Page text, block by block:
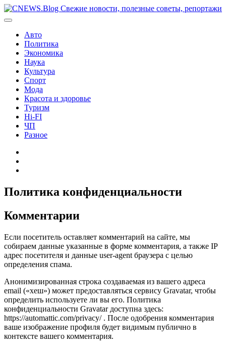
Перейти
к
Авто
Политика
Экономика
Наука
Культура
Спорт
Мода
Красота и здоровье
Туризм
Hi-FI
ЧП
Разное
Политика конфиденциальности
Комментарии
Если посетитель оставляет комментарий на сайте, мы
собираем данные указанные в форме комментария, а также IP
адрес посетителя и данные user-agent браузера с целью
определения спама.
Анонимизированная строка создаваемая из вашего адреса
email («хеш») может предоставляться сервису Gravatar, чтобы
определить используете ли вы его. Политика
конфиденциальности Gravatar доступна здесь:
https://automattic.com/privacy/ . После одобрения комментария
ваше изображение профиля будет видимым публично в
контексте вашего комментария.